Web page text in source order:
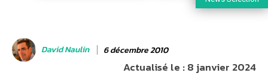
David Naulin 6 décembre 2010
Actualisé le :8 janvier 2024